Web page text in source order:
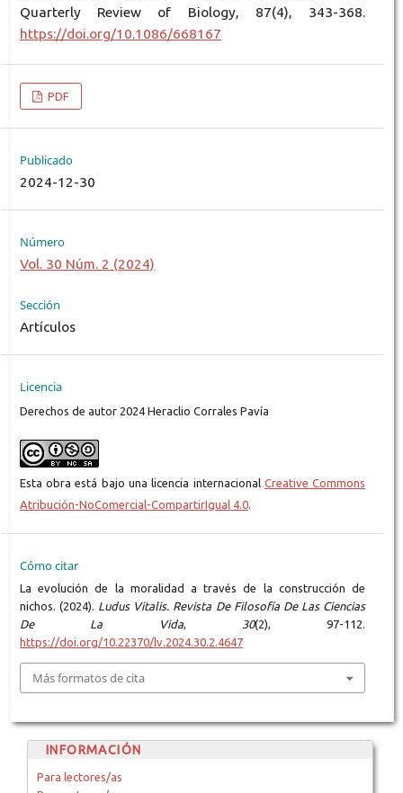
Quarterly Review of Biology, 87(4), 343-368.
https://doi.org/10.1086/668167
PDF
Publicado
2024-12-30
Número
Vol. 30 Núm. 2 (2024)
Sección
Artículos
Licencia
Derechos de autor 2024 Heraclio Corrales Pavía
Esta obra está bajo una licencia internacional Creative Commons
Atribución-NoComercial-CompartirIgual 4.0.
Cómo citar
La evolución de la moralidad a través de la construcción de
nichos. (2024). Ludus Vitalis. Revista De Filosofía De Las Ciencias
De La Vida, 30(2), 97-112.
https://doi.org/10.22370/lv.2024.30.2.4647
Más formatos de cita
INFORMACIÓN
Para lectores/as